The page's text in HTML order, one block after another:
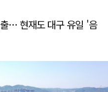
… 현재도 대구 유일 '음